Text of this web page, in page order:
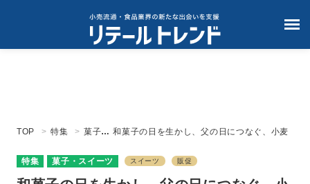
TOP 特集
菓子・
ツ
和菓子の日を生かし、父の日につなぐ、小麦
子・スイーツ編・2023年6月
特集 菓子・スイーツ スイーツ 販促